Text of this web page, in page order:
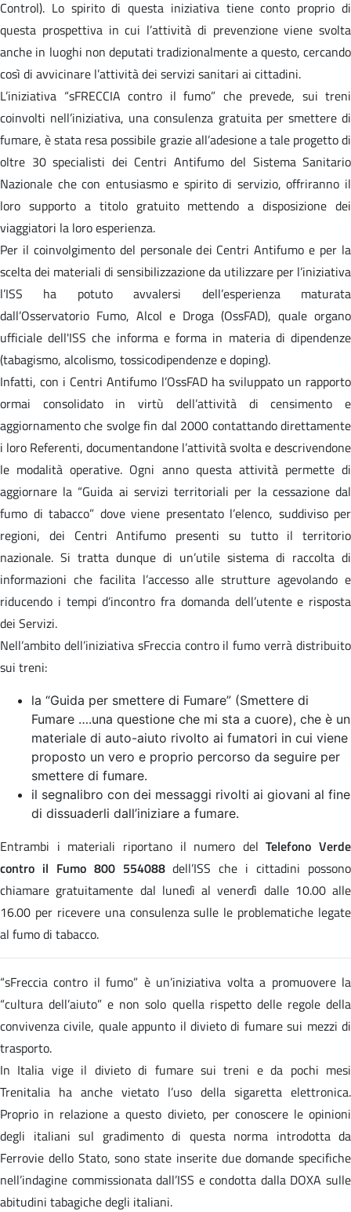
Control). Lo spirito di questa iniziativa tiene conto proprio di
questa prospettiva in cui l’attività di prevenzione viene svolta
anche in luoghi non deputati tradizionalmente a questo, cercando
così di avvicinare l’attività dei servizi sanitari ai cittadini.
L’iniziativa “sFRECCIA contro il fumo” che prevede, sui treni
coinvolti nell’iniziativa, una consulenza gratuita per smettere di
fumare, è stata resa possibile grazie all’adesione a tale progetto di
oltre 30 specialisti dei Centri Antifumo del Sistema Sanitario
Nazionale che con entusiasmo e spirito di servizio, offriranno il
loro supporto a titolo gratuito mettendo a disposizione dei
viaggiatori la loro esperienza.
Per il coinvolgimento del personale dei Centri Antifumo e per la
scelta dei materiali di sensibilizzazione da utilizzare per l’iniziativa
l’ISS ha potuto avvalersi dell’esperienza maturata
dall’Osservatorio Fumo, Alcol e Droga (OssFAD), quale organo
ufficiale dell'ISS che informa e forma in materia di dipendenze
(tabagismo, alcolismo, tossicodipendenze e doping).
Infatti, con i Centri Antifumo l’OssFAD ha sviluppato un rapporto
ormai consolidato in virtù dell’attività di censimento e
aggiornamento che svolge fin dal 2000 contattando direttamente
i loro Referenti, documentandone l’attività svolta e descrivendone
le modalità operative. Ogni anno questa attività permette di
aggiornare la “Guida ai servizi territoriali per la cessazione dal
fumo di tabacco” dove viene presentato l’elenco, suddiviso per
regioni, dei Centri Antifumo presenti su tutto il territorio
nazionale. Si tratta dunque di un’utile sistema di raccolta di
informazioni che facilita l’accesso alle strutture agevolando e
riducendo i tempi d’incontro fra domanda dell’utente e risposta
dei Servizi.
Nell’ambito dell’iniziativa sFreccia contro il fumo verrà distribuito
sui treni:
la “Guida per smettere di Fumare” (Smettere di
Fumare ….una questione che mi sta a cuore), che è un
materiale di auto-aiuto rivolto ai fumatori in cui viene
proposto un vero e proprio percorso da seguire per
smettere di fumare.
il segnalibro con dei messaggi rivolti ai giovani al fine
di dissuaderli dall’iniziare a fumare.
Entrambi i materiali riportano il numero delTelefono Verde
contro il Fumo 800 554088dell’ISS che i cittadini possono
chiamare gratuitamente dal lunedì al venerdì dalle 10.00 alle
16.00 per ricevere una consulenza sulle le problematiche legate
al fumo di tabacco.
“sFreccia contro il fumo” è un’iniziativa volta a promuovere la
“cultura dell’aiuto” e non solo quella rispetto delle regole della
convivenza civile, quale appunto il divieto di fumare sui mezzi di
trasporto.
In Italia vige il divieto di fumare sui treni e da pochi mesi
Trenitalia ha anche vietato l’uso della sigaretta elettronica.
Proprio in relazione a questo divieto, per conoscere le opinioni
degli italiani sul gradimento di questa norma introdotta da
Ferrovie dello Stato, sono state inserite due domande specifiche
nell’indagine commissionata dall’ISS e condotta dalla DOXA sulle
abitudini tabagiche degli italiani.